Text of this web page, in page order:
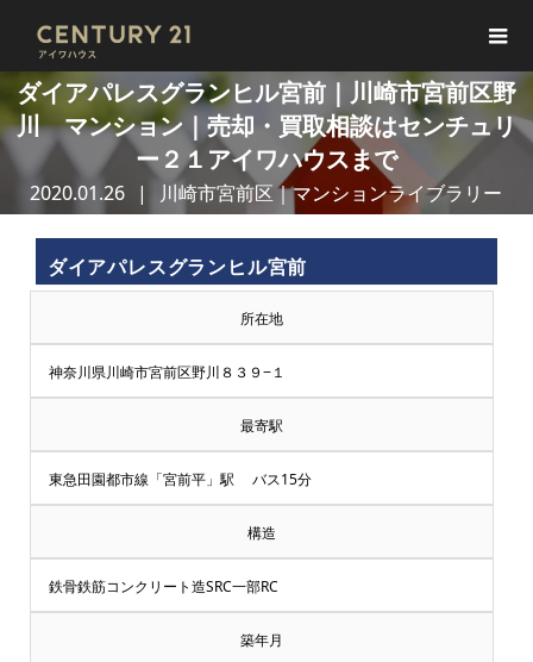
ダイアパレスグランヒル宮前｜川崎市宮前区野
川 マンション｜売却・買取相談はセンチュリ
ー２１アイワハウスまで
2020.01.26 川崎市宮前区｜マンションライブラリー
ダイアパレスグランヒル宮前
所在地
神奈川県川崎市宮前区野川８３９−１
最寄駅
東急田園都市線「宮前平」駅 バス15分
構造
鉄骨鉄筋コンクリート造SRC一部RC
築年月